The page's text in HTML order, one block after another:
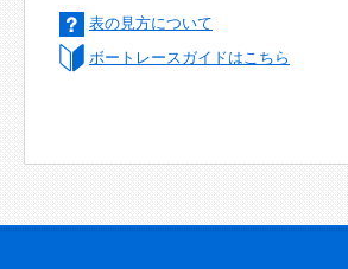
表の見方について
ボートレースガイドはこちら